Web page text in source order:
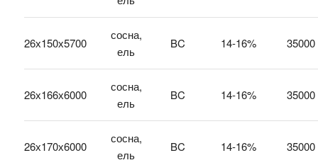
26х150х5700
сосна,
ель
BC 14-16% 35000
26х166х6000
сосна,
ель
BC 14-16% 35000
26х170х6000
сосна,
ель
BC 14-16% 35000